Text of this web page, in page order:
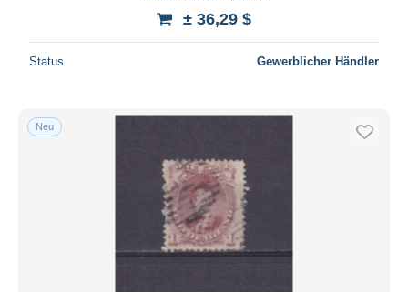
± 36,29 $
Status Gewerblicher Händler
Neu